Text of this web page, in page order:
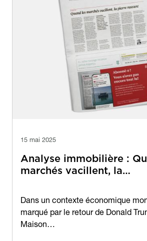
15 mai 2025
Analyse immobilière :
marchés vacillent, la…
Contenu
Dans un contexte économique
marqué par le retour de Donald
Maison…